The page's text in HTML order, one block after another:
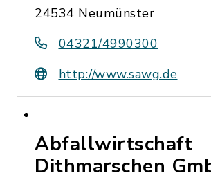
24534 Neumünster
04321/4990300
http://www.sawg.de
Abfallwirtschaft
Dithmarschen